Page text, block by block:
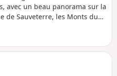
au restaurant
avec un beau panorama sur la
de Sauveterre, les Monts du